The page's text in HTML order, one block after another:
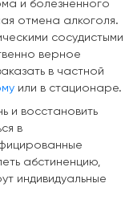
и болезненного
отмена алкоголя.
сосудистыми
верное
в частной
или в стационаре.
и восстановить
в
абстиненцию,
индивидуальные